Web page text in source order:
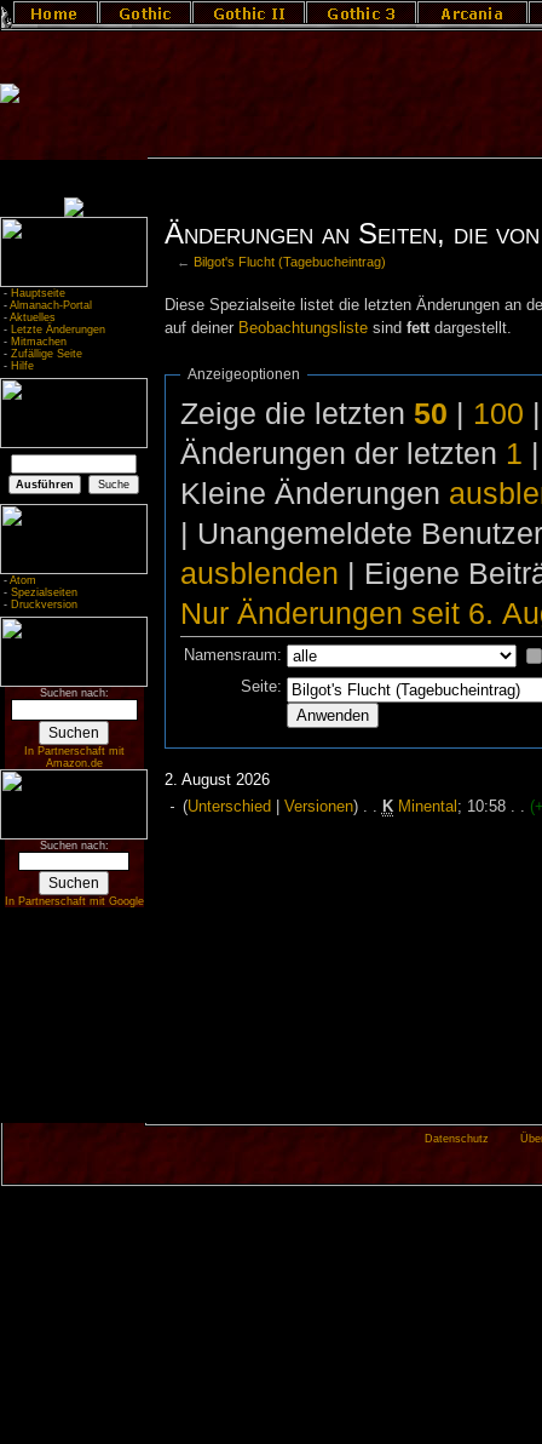
- Hauptseite
- Almanach-Portal
- Aktuelles
- Letzte Änderungen
- Mitmachen
- Zufällige Seite
- Hilfe
- Atom
- Spezialseiten
- Druckversion
Suchen nach:
In Partnerschaft mit
Amazon.de
Suchen nach:
In Partnerschaft mit Google
Änderungen an Seiten, die
← Bilgot's Flucht (Tagebucheintrag)
Diese Spezialseite listet die letzten Änderungen an
auf deiner Beobachtungslistesind fettdargestellt.
Anzeigeoptionen
Zeige die letzten 50 | 100
Änderungen der letzten 1
Kleine Änderungen
| Unangemeldete
ausblenden | Eigene
Nur Änderungen seit 6.
Namensraum:
Seite:
2. August 2026
(Unterschied Versionen) K Minental ‎; 10:58
Datenschutz